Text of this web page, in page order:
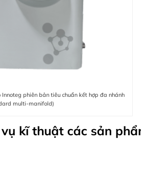
phiên bản tiêu chuẩn kết hợp đa nhánh
multi-manifold)
kĩ thuật các sản